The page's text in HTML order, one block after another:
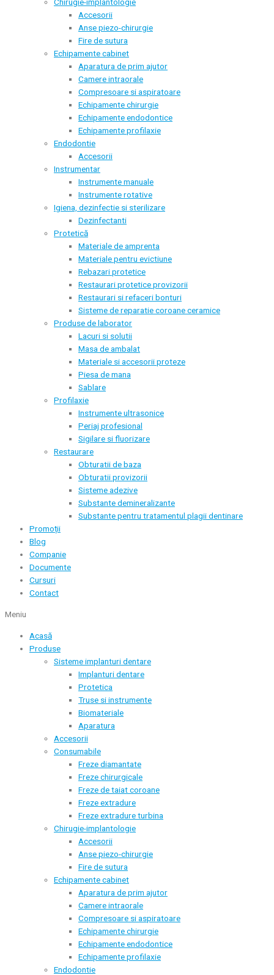
Chirugie-implantologie
Accesorii
Anse piezo-chirurgie
Fire de sutura
Echipamente cabinet
Aparatura de prim ajutor
Camere intraorale
Compresoare si aspiratoare
Echipamente chirurgie
Echipamente endodontice
Echipamente profilaxie
Endodontie
Accesorii
Instrumentar
Instrumente manuale
Instrumente rotative
Igiena, dezinfectie si sterilizare
Dezinfectanti
Protetică
Materiale de amprenta
Materiale pentru evictiune
Rebazari protetice
Restaurari protetice provizorii
Restaurari si refaceri bonturi
Sisteme de reparatie coroane ceramice
Produse de laborator
Lacuri si solutii
Masa de ambalat
Materiale si accesorii proteze
Piesa de mana
Sablare
Profilaxie
Instrumente ultrasonice
Periaj profesional
Sigilare si fluorizare
Restaurare
Obturatii de baza
Obturatii provizorii
Sisteme adezive
Substante demineralizante
Substante pentru tratamentul plagii dentinare
Promoții
Blog
Companie
Documente
Cursuri
Contact
Meniu
Acasă
Produse
Sisteme implanturi dentare
Implanturi dentare
Protetica
Truse si instrumente
Biomateriale
Aparatura
Accesorii
Consumabile
Freze diamantate
Freze chirurgicale
Freze de taiat coroane
Freze extradure
Freze extradure turbina
Chirugie-implantologie
Accesorii
Anse piezo-chirurgie
Fire de sutura
Echipamente cabinet
Aparatura de prim ajutor
Camere intraorale
Compresoare si aspiratoare
Echipamente chirurgie
Echipamente endodontice
Echipamente profilaxie
Endodontie